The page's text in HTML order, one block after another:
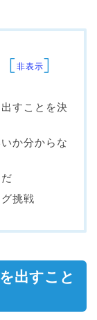
[非表示]
すことを決
か分からな
挑戦
出すこと